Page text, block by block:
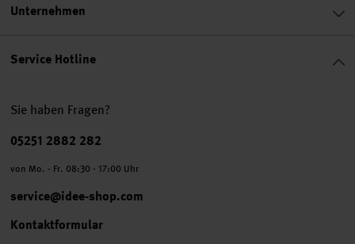
Service Hotline
Sie haben Fragen?
Telefonnummer
05251 2882 282
von Mo. - Fr. 08:30 - 17:00 Uhr
service@idee-shop.com
Kontaktformular
Unternehmen